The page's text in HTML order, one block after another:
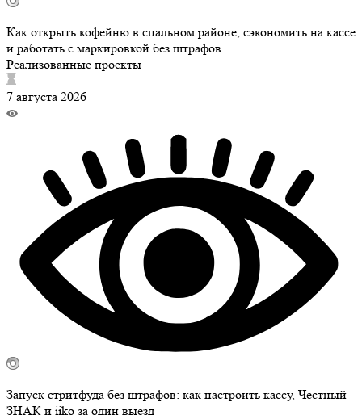
Как открыть кофейню в спальном районе, сэкономить на кассе
и работать с маркировкой без штрафов
Реализованные проекты
7 августа 2026
Запуск стритфуда без штрафов: как настроить кассу, Честный
ЗНАК и iiko за один выезд